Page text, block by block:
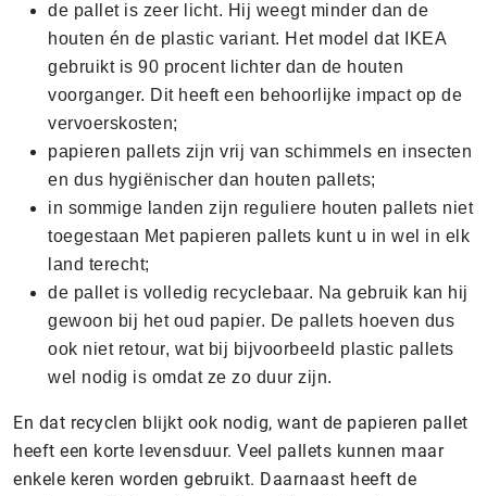
de pallet is zeer licht. Hij weegt minder dan de
houten én de plastic variant. Het model dat IKEA
gebruikt is 90 procent lichter dan de houten
voorganger. Dit heeft een behoorlijke impact op de
vervoerskosten;
papieren pallets zijn vrij van schimmels en insecten
en dus hygiënischer dan houten pallets;
in sommige landen zijn reguliere houten pallets niet
toegestaan Met papieren pallets kunt u in wel in elk
land terecht;
de pallet is volledig recyclebaar. Na gebruik kan hij
gewoon bij het oud papier. De pallets hoeven dus
ook niet retour, wat bij bijvoorbeeld plastic pallets
wel nodig is omdat ze zo duur zijn.
En dat recyclen blijkt ook nodig, want de papieren pallet
heeft een korte levensduur. Veel pallets kunnen maar
enkele keren worden gebruikt. Daarnaast heeft de